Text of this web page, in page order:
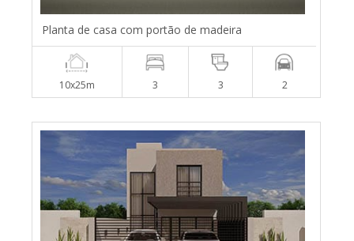
Planta de casa com portão de madeira
10x25m 3 3 2